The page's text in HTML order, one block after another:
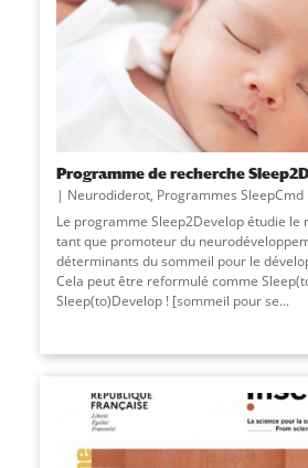
Programme de recherche
Neurodiderot, Programmes SleepCmd
Le programme Sleep2Develop étudie le
tant que promoteur du
déterminants du sommeil pour le
Cela peut être reformulé comme
Sleep(to)Develop ! [sommeil pour se...